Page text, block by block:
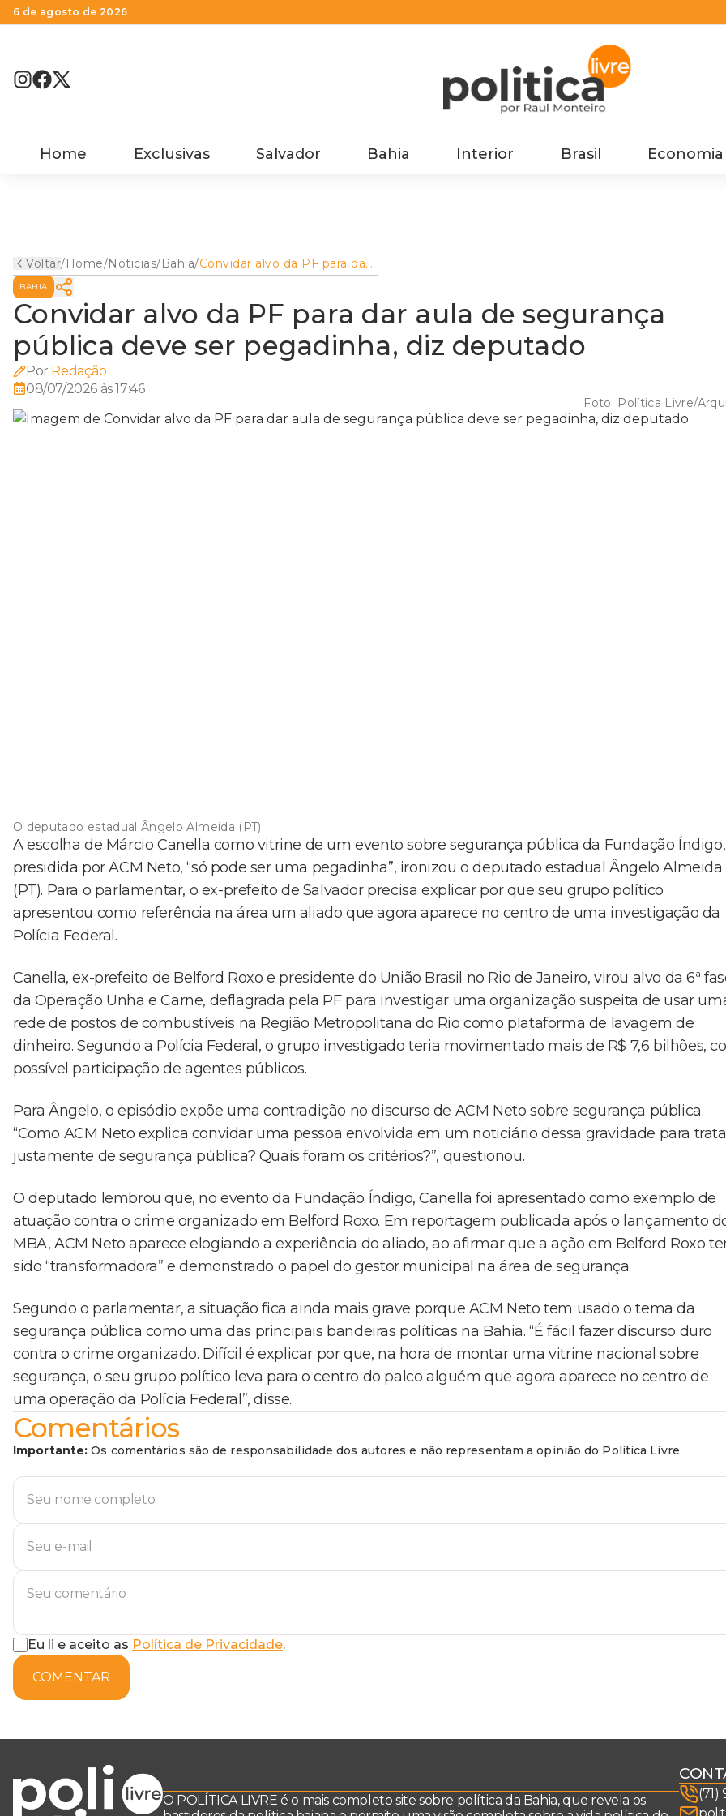
6 de agosto de 2026
Home Exclusivas Salvador Bahia Interior Brasil Economia
Voltar/Home/Noticias/Bahia/Convidar alvo da PF para dar
aula de segurança pública
deputado
BAHIA
Convidar alvo da PF para dar aula de segurança
pública deve ser pegadinha, diz deputado
Por Redação
08/07/2026 às 17:46
Foto: Política Livre/
O deputado estadual Ângelo Almeida (PT)
A escolha de Márcio Canella como vitrine de um evento sobre segurança pública da Fundação Índigo,
presidida por ACM Neto, “só pode ser uma pegadinha”, ironizou o deputado estadual Ângelo Almeida
(PT). Para o parlamentar, o ex-prefeito de Salvador precisa explicar por que seu grupo político
apresentou como referência na área um aliado que agora aparece no centro de uma investigação da
Polícia Federal.
Canella, ex-prefeito de Belford Roxo e presidente do União Brasil no Rio de Janeiro, virou alvo da 6ª
da Operação Unha e Carne, deflagrada pela PF para investigar uma organização suspeita de usar
rede de postos de combustíveis na Região Metropolitana do Rio como plataforma de lavagem de
dinheiro. Segundo a Polícia Federal, o grupo investigado teria movimentado mais de R$ 7,6 bilhões,
possível participação de agentes públicos.
Para Ângelo, o episódio expõe uma contradição no discurso de ACM Neto sobre segurança pública.
“Como ACM Neto explica convidar uma pessoa envolvida em um noticiário dessa gravidade para
justamente de segurança pública? Quais foram os critérios?”, questionou.
O deputado lembrou que, no evento da Fundação Índigo, Canella foi apresentado como exemplo de
atuação contra o crime organizado em Belford Roxo. Em reportagem publicada após o lançamento
MBA, ACM Neto aparece elogiando a experiência do aliado, ao afirmar que a ação em Belford Roxo
sido “transformadora” e demonstrado o papel do gestor municipal na área de segurança.
Segundo o parlamentar, a situação fica ainda mais grave porque ACM Neto tem usado o tema da
segurança pública como uma das principais bandeiras políticas na Bahia. “É fácil fazer discurso duro
contra o crime organizado. Difícil é explicar por que, na hora de montar uma vitrine nacional sobre
segurança, o seu grupo político leva para o centro do palco alguém que agora aparece no centro de
uma operação da Polícia Federal”, disse.
Comentários
Importante: Os comentários são de responsabilidade dos autores e não representam a opinião do Política Livre
Eu li e aceito as Política de Privacidade.
COMENTAR
O POLÍTICA LIVRE é o mais completo site sobre política da Bahia, que revela os
(71)